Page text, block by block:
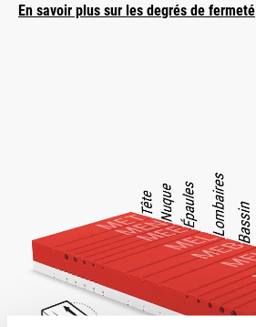
En savoir plus sur les degrés de fermeté